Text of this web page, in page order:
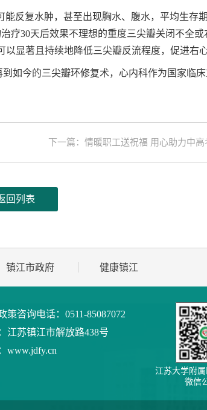
反复水肿，甚至出现胸水、腹水，平均生存
30天后效果不理想的重度三尖瓣关闭不全或
显著且持续地降低三尖瓣反流程度，促进右
如今的三尖瓣环修复术，心内科作为国家临
下一篇：情暖职工送祝福 用心助力中
回列表
镇江市政府 健康镇江
策咨询电话： 0511-85087072
江苏镇江市解放路438号
www.jdfy.cn
江苏大学附
微信